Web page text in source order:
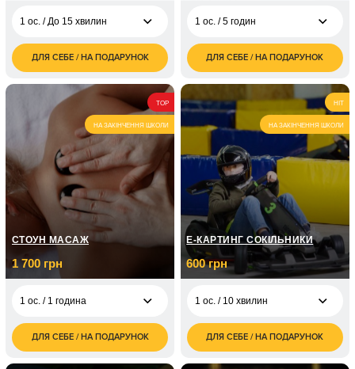
1 ос. / До 15 хвилин
9 250
грн
ДЛЯ СЕБЕ / НА ПОДАРУНОК
1 ос. / 5 годин
1 300
грн
2 ос. / Сплав на
байдарках по р. Рата
для двох / 5 годин
2 600
грн
ДЛЯ СЕБЕ / НА ПОДАРУНОК
TOP
НА ЗАКІНЧЕННЯ ШКОЛИ
СТОУН МАСАЖ
1 700 грн
1 ос. / 1 година
1 700
грн
ДЛЯ СЕБЕ / НА ПОДАРУНОК
HIT
НА ЗАКІНЧЕННЯ ШКОЛИ
Е-КАРТИНГ СОКІЛЬНИКИ
600 грн
1 ос. / 10 хвилин
600
грн
ДЛЯ СЕБЕ / НА ПОДАРУНОК